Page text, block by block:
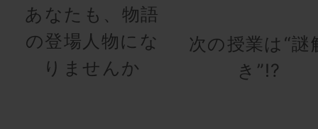
あなたも、物語
の登場人物にな
りませんか
次の授業は“謎
き”!?